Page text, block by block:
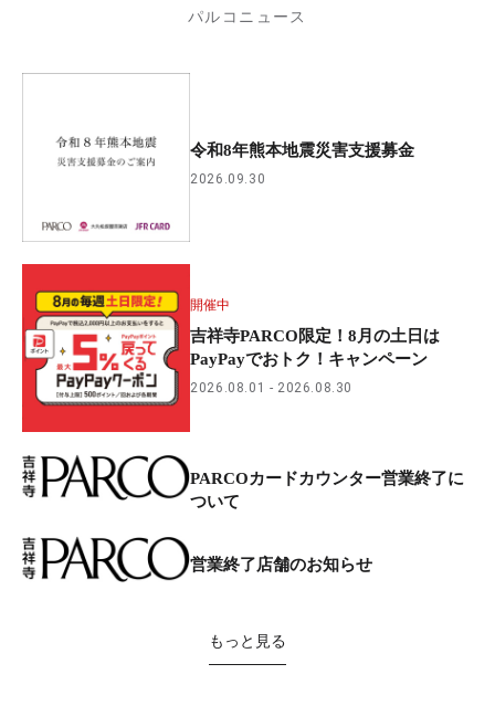
パルコニュース
令和8年熊本地震災害支援募金
2026.09.30
開催中
吉祥寺PARCO限定！8月の土日は
PayPayでおトク！キャンペーン
2026.08.01 2026.08.30
PARCOカードカウンター営業終了に
ついて
営業終了店舗のお知らせ
もっと見る